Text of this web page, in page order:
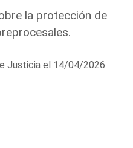
la protección de
Justicia el 14/04/2026